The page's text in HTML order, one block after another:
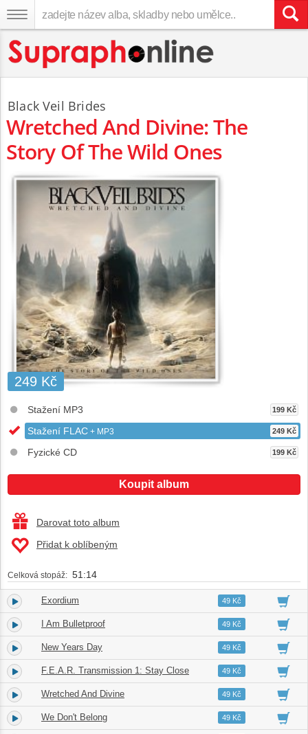
Black Veil Brides
Wretched And Divine: The
Story Of The Wild Ones
249 Kč
Stažení MP3 199 Kč
Stažení FLAC + MP3 249 Kč
Fyzické CD 199 Kč
Koupit album
Darovat toto album
Přidat k oblíbeným
Celková stopáž: 51:14
1. Exordium 00:2549 Kč
2. I Am Bulletproof 03:3449 Kč
3. New Years Day 03:2549 Kč
4. F.E.A.R. Transmission 1: Stay Close 00:3549 Kč
5. Wretched And Divine 03:3849 Kč
6. We Don't Belong 03:3649 Kč